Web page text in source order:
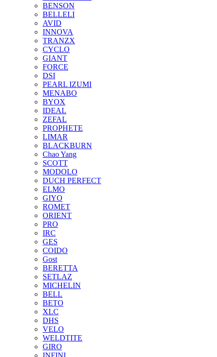
BENSON
BELLELI
AVID
INNOVA
TRANZX
CYCLO
GIANT
FORCE
DSI
PEARL IZUMI
MENABO
BYOX
IDEAL
ZEFAL
PROPHETE
LIMAR
BLACKBURN
Chao Yang
SCOTT
MODOLO
DUCH PERFECT
ELMO
GIYO
ROMET
ORIENT
PRO
IRC
GES
COIDO
Gost
BERETTA
SETLAZ
MICHELIN
BELL
BETO
XLC
DHS
VELO
WELDTITE
GIRO
INFINI